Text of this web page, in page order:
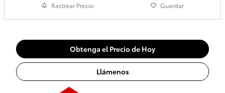
Rastrear Precio Guardar
Obtenga el Precio de Hoy
Llámenos